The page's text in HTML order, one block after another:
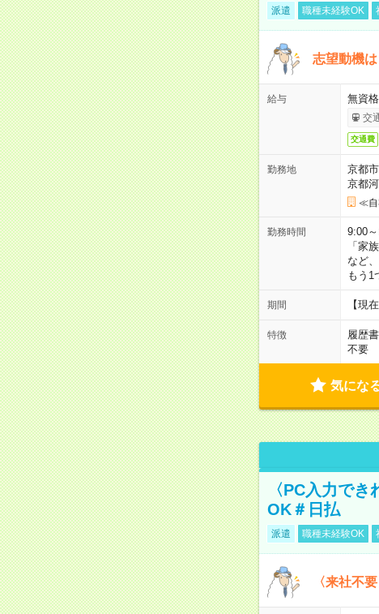
派遣 職種未経験OK
志望動機
給与 無資
交
交通費
勤務地
京都
京都
≪自
勤務時間
9:00
「家
など
もう1
期間 【現
特徴 履歴
不要
気にな
〈PC入力で
OK＃日払
派遣 職種未経験OK
〈来社不